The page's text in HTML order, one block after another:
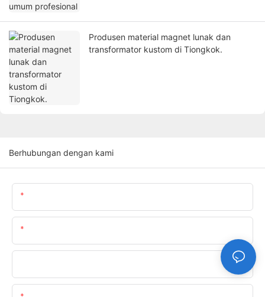
Produsen material magnet lunak dan
transformator kustom di Tiongkok.
Berhubungan dengan kami